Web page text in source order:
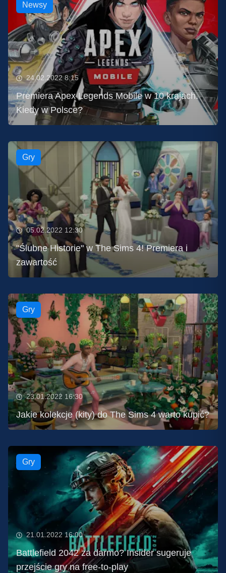
Newsy
24.02.2022 8:15
Premiera Apex Legends Mobile w 10 krajach.
Kiedy w Polsce?
Gry
05.02.2022 12:30
"Ślubne Historie" w The Sims 4! Premiera i
zawartość
Gry
23.01.2022 16:30
Jakie kolekcje (kity) do The Sims 4 warto kupić?
Gry
21.01.2022 16:00
Battlefield 2042 za darmo? Insider sugeruje
przejście gry na free-to-play